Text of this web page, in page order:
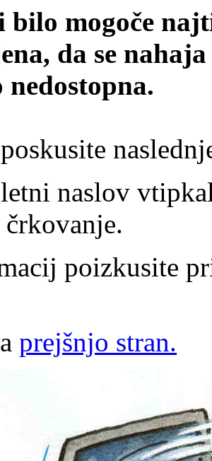
bilo mogoče
da se
naslov
poizkusite
prejšnjo stran.